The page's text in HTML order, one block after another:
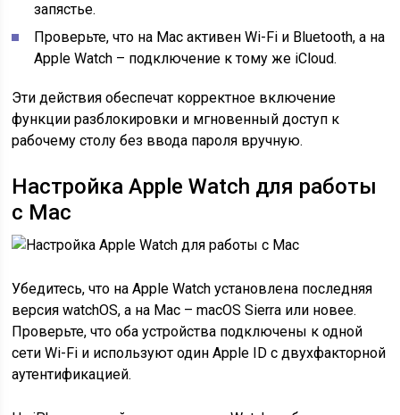
запястье.
Проверьте, что на Mac активен Wi-Fi и Bluetooth, а на
Apple Watch – подключение к тому же iCloud.
Эти действия обеспечат корректное включение
функции разблокировки и мгновенный доступ к
рабочему столу без ввода пароля вручную.
Настройка Apple Watch для работы
с Mac
Убедитесь, что на Apple Watch установлена последняя
версия watchOS, а на Mac – macOS Sierra или новее.
Проверьте, что оба устройства подключены к одной
сети Wi-Fi и используют один Apple ID с двухфакторной
аутентификацией.